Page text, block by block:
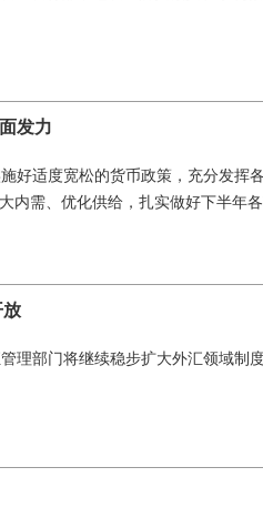
发力
好适度宽松的货币政策，充分发挥
内需、优化供给，扎实做好下半年
理部门将继续稳步扩大外汇领域制